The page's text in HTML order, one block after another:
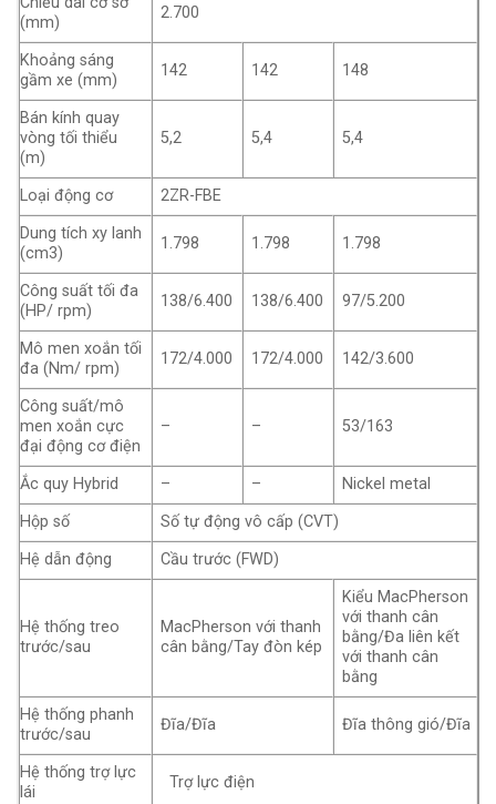
(mm)
2.700
Khoảng sáng
gầm xe (mm)
142 142 148
Bán kính quay
vòng tối thiểu
(m)
5,2 5,4 5,4
Loại động cơ
2ZR-FBE
Dung tích xy lanh
(cm3)
1.798 1.798 1.798
Công suất tối đa
(HP/ rpm)
138/6.400 138/6.400 97/5.200
Mô men xoắn tối
đa (Nm/ rpm)
172/4.000 172/4.000 142/3.600
Công suất/mô
men xoắn cực
đại động cơ điện
– – 53/163
Ắc quy Hybrid – –
Nickel metal
Hộp số
Số tự động vô cấp (CVT)
Hệ dẫn động
Cầu trước (FWD)
Hệ thống treo
trước/sau
MacPherson với thanh
cân bằng/Tay đòn kép
Kiểu MacPherson
với thanh cân
bằng/Đa liên kết
với thanh cân
bằng
Hệ thống phanh
trước/sau
Đĩa/Đĩa Đĩa thông gió/Đĩa
Hệ thống trợ lực
lái
Trợ lực điện